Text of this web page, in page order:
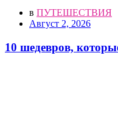
в ПУТЕШЕСТВИЯ
Август 2, 2026
10 шедевров,